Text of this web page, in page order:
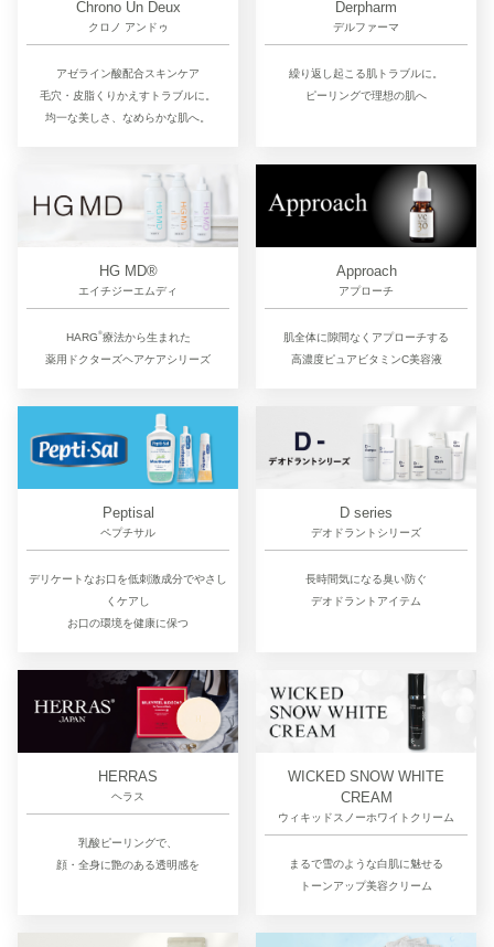
Chrono Un Deux
クロノ アンドゥ
アゼライン酸配合スキンケア
毛穴・皮脂くりかえすトラブルに。
均一な美しさ、なめらかな肌へ。
Derpharm
デルファーマ
繰り返し起こる肌トラブルに。
ピーリングで理想の肌へ
HG MD®
エイチジーエムディ
HARG®︎療法から生まれた
薬用ドクターズヘアケアシリーズ
Approach
アプローチ
肌全体に隙間なくアプローチする
高濃度ピュアビタミンC美容液
Peptisal
ペプチサル
デリケートなお口を低刺激成分でやさし
くケアし
お口の環境を健康に保つ
D series
デオドラントシリーズ
長時間気になる臭い防ぐ
デオドラントアイテム
HERRAS
ヘラス
乳酸ピーリングで、
顔・全身に艶のある透明感を
WICKED SNOW WHITE
CREAM
ウィキッドスノーホワイトクリーム
まるで雪のような白肌に魅せる
トーンアップ美容クリーム